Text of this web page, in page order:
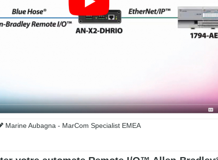
Marine Aubagna - MarCom Specialist EMEA